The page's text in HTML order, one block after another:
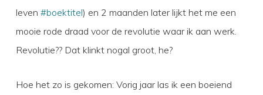
leven #boektitel) en 2 maanden later lijkt het me een
mooie rode draad voor de revolutie waar ik aan werk.
Revolutie?? Dat klinkt nogal groot, he?
Hoe het zo is gekomen: Vorig jaar las ik een boeiend